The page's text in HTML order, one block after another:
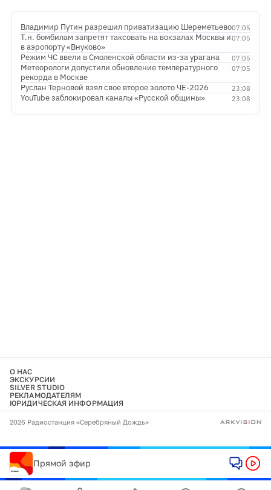
07:05
Владимир Путин разрешил приватизацию Шереметьево
07:05
Т.н. бомбилам запретят таксовать на вокзалах Москвы и
в аэропорту «Внуково»
07:05
Режим ЧС ввели в Смоленской области из-за урагана
07:05
Метеорологи допустили обновление температурного
рекорда в Москве
23:08
Руслан Терновой взял свое второе золото ЧЕ-2026
23:08
YouTube заблокировал каналы «Русской общины»
О НАС
ЭКСКУРСИИ
SILVER STUDIO
РЕКЛАМОДАТЕЛЯМ
ЮРИДИЧЕСКАЯ ИНФОРМАЦИЯ
2026 Радиостанция «Серебряный Дождь»
Прямой эфир